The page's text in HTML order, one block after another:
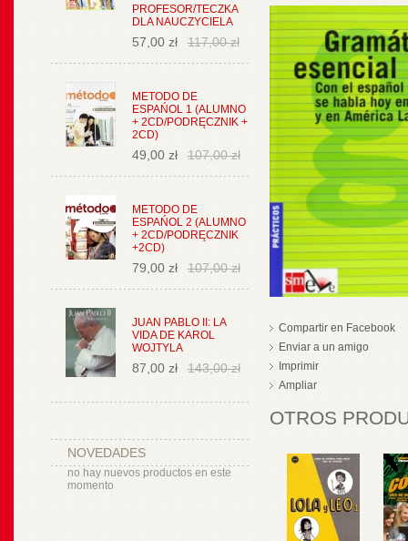
PROFESOR/TECZKA
DLA NAUCZYCIELA
57,00 zł 117,00 zł
METODO DE
ESPAŃOL 1 (ALUMNO
+ 2CD/PODRĘCZNIK +
2CD)
49,00 zł 107,00 zł
METODO DE
ESPAŃOL 2 (ALUMNO
+ 2CD/PODRĘCZNIK
+2CD)
79,00 zł 107,00 zł
JUAN PABLO II: LA
VIDA DE KAROL
WOJTYLA
87,00 zł 143,00 zł
NOVEDADES
no hay nuevos productos en este
momento
Compartir en Facebook
Enviar a un amigo
Imprimir
Ampliar
OTROS